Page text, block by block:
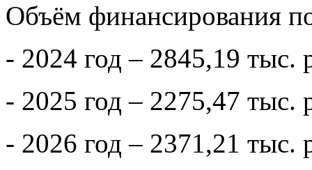
Объём финансирования
- 2024 год – 2845,19 тыс.
- 2025 год – 2275,47 тыс.
- 2026 год – 2371,21 тыс.